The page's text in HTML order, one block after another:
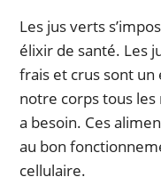
Les jus verts
élixir de santé. Les
frais et crus sont un
notre corps tous
a besoin. Ces
au bon
cellulaire.